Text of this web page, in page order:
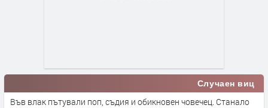
Случаен виц
Във влак пътували поп, съдия и обикновен човечец. Станало